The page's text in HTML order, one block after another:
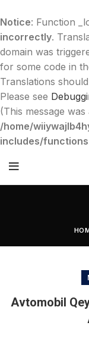
Notice: Function
incorrectly.
domain was
for some code in
Translations
Please see
(This message
/home/
includes/
Avtomobil